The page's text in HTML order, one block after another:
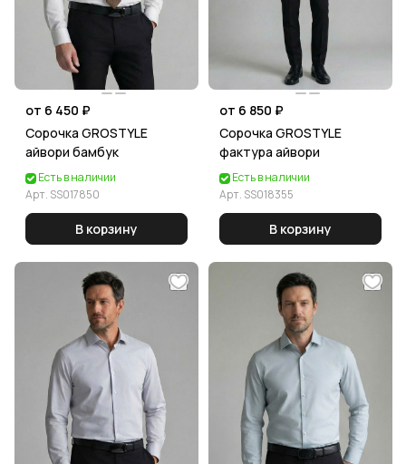
от 6 450 ₽
Сорочка GROSTYLE
айвори бамбук
Есть в наличии
Арт. SS017850
В корзину
от 6 850 ₽
Сорочка GROSTYLE
фактура айвори
Есть в наличии
Арт. SS018355
В корзину